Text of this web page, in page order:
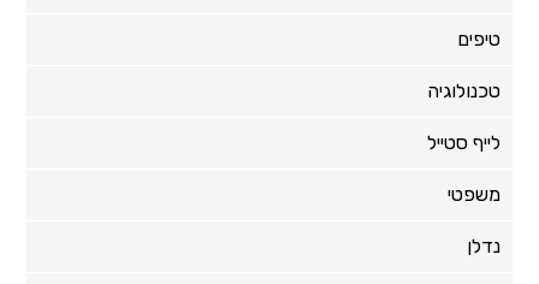
טיפים
טכנולוגיה
לייף סטייל
משפטי
נדלן